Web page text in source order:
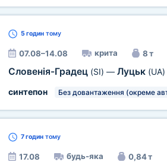
5 годинтому
07.08–14.08 крита 8 т
Словенія-Градец (SI) — Луцьк (UA)
синтепон
Без довантаження (окреме
7 годинтому
17.08 будь-яка 0,84 т